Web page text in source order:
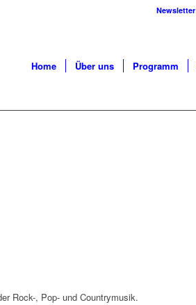
Newsletter
Home Über uns Programm
Rock-, Pop- und Countrymusik.